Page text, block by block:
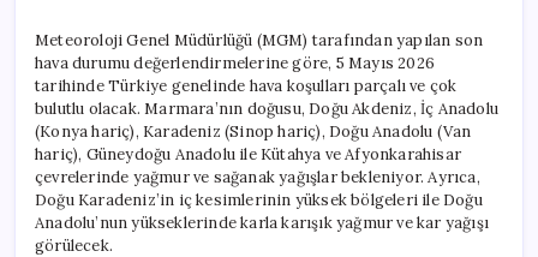
Durumunu
Açıkladı:
Bugün
Hava
Nasıl
Olacak?
için
Meteoroloji Genel Müdürlüğü (MGM) tarafından yapılan son
hava durumu değerlendirmelerine göre, 5 Mayıs 2026
tarihinde Türkiye genelinde hava koşulları parçalı ve çok
bulutlu olacak. Marmara’nın doğusu, Doğu Akdeniz, İç Anadolu
(Konya hariç), Karadeniz (Sinop hariç), Doğu Anadolu (Van
hariç), Güneydoğu Anadolu ile Kütahya ve Afyonkarahisar
çevrelerinde yağmur ve sağanak yağışlar bekleniyor. Ayrıca,
Doğu Karadeniz’in iç kesimlerinin yüksek bölgeleri ile Doğu
Anadolu’nun yükseklerinde karla karışık yağmur ve kar yağışı
görülecek.